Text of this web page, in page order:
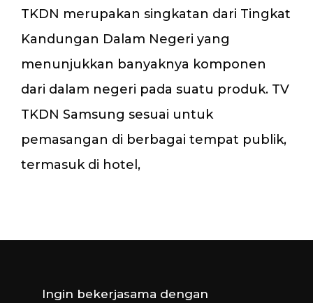
TKDN merupakan singkatan dari Tingkat
Kandungan Dalam Negeri yang
menunjukkan banyaknya komponen
dari dalam negeri pada suatu produk. TV
TKDN Samsung sesuai untuk
pemasangan di berbagai tempat publik,
termasuk di hotel,
Ingin bekerjasama dengan